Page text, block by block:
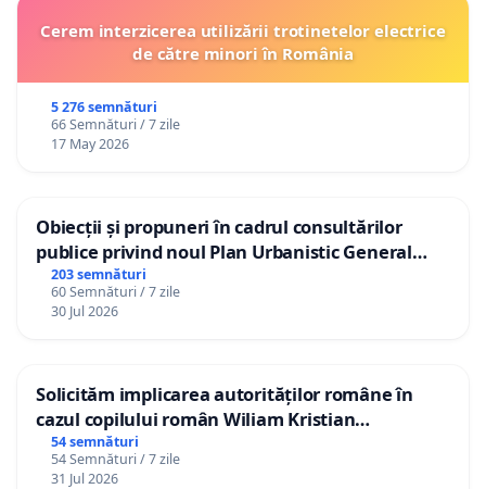
Cerem interzicerea utilizării trotinetelor electrice
de către minori în România
5 276 semnături
66 Semnături / 7 zile
17 May 2026
Obiecții și propuneri în cadrul consultărilor
publice privind noul Plan Urbanistic General
(PUG) Ialoveni
203 semnături
60 Semnături / 7 zile
30 Jul 2026
Solicităm implicarea autorităților române în
cazul copilului român Wiliam Kristian
Gheorghe, aflat în plasament în Danemarca de
12 ani
54 semnături
54 Semnături / 7 zile
31 Jul 2026